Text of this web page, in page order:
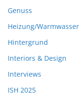
Genuss
Heizung/Warmwasser
Hintergrund
Interiors & Design
Interviews
ISH 2025